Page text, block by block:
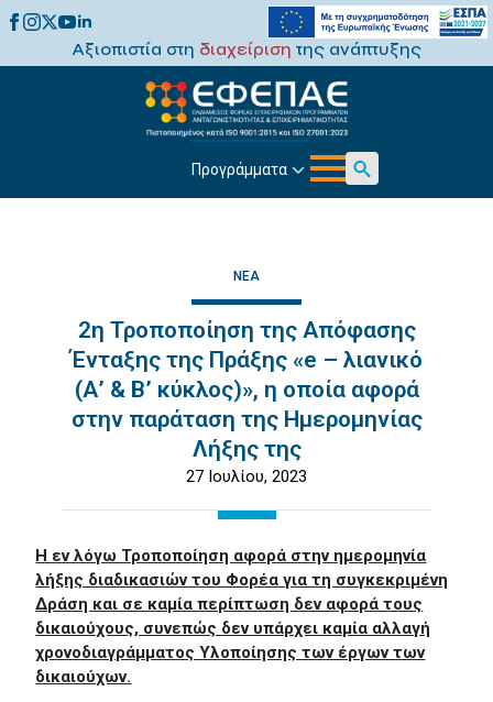
Αξιοπιστία στη διαχείριση της ανάπτυξης
Προγράμματα
Search
ΝΈΑ
2η Τροποποίηση της Απόφασης
Ένταξης της Πράξης «e – λιανικό
(Α’ & Β’ κύκλος)», η οποία αφορά
στην παράταση της Ημερομηνίας
Λήξης της
27 Ιουλίου, 2023
Η εν λόγω Τροποποίηση αφορά στην ημερομηνία
λήξης διαδικασιών του Φορέα για τη συγκεκριμένη
Δράση και σε καμία περίπτωση δεν αφορά τους
δικαιούχους, συνεπώς δεν υπάρχει καμία αλλαγή
χρονοδιαγράμματος Υλοποίησης των έργων των
δικαιούχων.